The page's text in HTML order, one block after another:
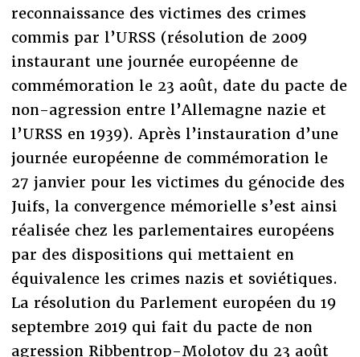
reconnaissance des victimes des crimes
commis par l’URSS (résolution de 2009
instaurant une journée européenne de
commémoration le 23 août, date du pacte de
non-agression entre l’Allemagne nazie et
l’URSS en 1939). Après l’instauration d’une
journée européenne de commémoration le
27 janvier pour les victimes du génocide des
Juifs, la convergence mémorielle s’est ainsi
réalisée chez les parlementaires européens
par des dispositions qui mettaient en
équivalence les crimes nazis et soviétiques.
La résolution du Parlement européen du 19
septembre 2019 qui fait du pacte de non
agression Ribbentrop-Molotov du 23 août